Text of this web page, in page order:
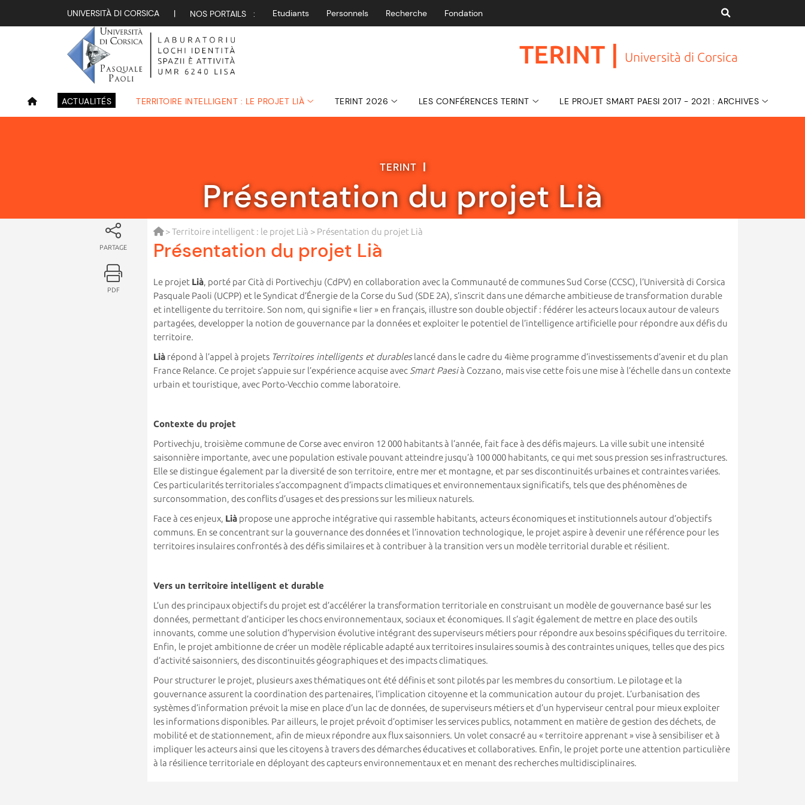
UNIVERSITÀ DI CORSICA | NOS PORTAILS : Etudiants Personnels Recherche Fondation
TERINT | Università di Corsica
ACTUALITÉS TERRITOIRE INTELLIGENT : LE PROJET LIÀ TERINT 2026 LES CONFÉRENCES TERINT LE PROJET SMART PAESI 2017 - 2021 : ARCHIVES
TERINT |
Présentation du projet Lià
PARTAGE
PDF
>Territoire intelligent : le projet Lià > Présentation du projet Lià
Présentation du projet Lià
Le projet Lià, porté par Cità di Portivechju (CdPV) en collaboration avec la Communauté de communes Sud Corse (CCSC), l’Università di Corsica
Pasquale Paoli (UCPP) et le Syndicat d’Énergie de la Corse du Sud (SDE 2A), s’inscrit dans une démarche ambitieuse de transformation durable
et intelligente du territoire. Son nom, qui signifie « lier » en français, illustre son double objectif : fédérer les acteurs locaux autour de valeurs
partagées, developper la notion de gouvernance par la données et exploiter le potentiel de l’intelligence artificielle pour répondre aux défis du
territoire.
Lià répond à l’appel à projets Territoires intelligents et durableslancé dans le cadre du 4ième programme d’investissements d’avenir et du plan
France Relance. Ce projet s’appuie sur l’expérience acquise avec Smart Paesià Cozzano, mais vise cette fois une mise à l’échelle dans un contexte
urbain et touristique, avec Porto-Vecchio comme laboratoire.
Contexte du projet
Portivechju, troisième commune de Corse avec environ 12 000 habitants à l’année, fait face à des défis majeurs. La ville subit une intensité
saisonnière importante, avec une population estivale pouvant atteindre jusqu’à 100 000 habitants, ce qui met sous pression ses infrastructures.
Elle se distingue également par la diversité de son territoire, entre mer et montagne, et par ses discontinuités urbaines et contraintes variées.
Ces particularités territoriales s’accompagnent d’impacts climatiques et environnementaux significatifs, tels que des phénomènes de
surconsommation, des conflits d’usages et des pressions sur les milieux naturels.
Face à ces enjeux, Lià propose une approche intégrative qui rassemble habitants, acteurs économiques et institutionnels autour d’objectifs
communs. En se concentrant sur la gouvernance des données et l’innovation technologique, le projet aspire à devenir une référence pour les
territoires insulaires confrontés à des défis similaires et à contribuer à la transition vers un modèle territorial durable et résilient.
Vers un territoire intelligent et durable
L’un des principaux objectifs du projet est d’accélérer la transformation territoriale en construisant un modèle de gouvernance basé sur les
données, permettant d’anticiper les chocs environnementaux, sociaux et économiques. Il s’agit également de mettre en place des outils
innovants, comme une solution d’hypervision évolutive intégrant des superviseurs métiers pour répondre aux besoins spécifiques du territoire.
Enfin, le projet ambitionne de créer un modèle réplicable adapté aux territoires insulaires soumis à des contraintes uniques, telles que des pics
d’activité saisonniers, des discontinuités géographiques et des impacts climatiques.
Pour structurer le projet, plusieurs axes thématiques ont été définis et sont pilotés par les membres du consortium. Le pilotage et la
gouvernance assurent la coordination des partenaires, l’implication citoyenne et la communication autour du projet. L’urbanisation des
systèmes d’information prévoit la mise en place d’un lac de données, de superviseurs métiers et d’un hyperviseur central pour mieux exploiter
les informations disponibles. Par ailleurs, le projet prévoit d’optimiser les services publics, notamment en matière de gestion des déchets, de
mobilité et de stationnement, afin de mieux répondre aux flux saisonniers. Un volet consacré au « territoire apprenant » vise à sensibiliser et à
impliquer les acteurs ainsi que les citoyens à travers des démarches éducatives et collaboratives. Enfin, le projet porte une attention particulière
à la résilience territoriale en déployant des capteurs environnementaux et en menant des recherches multidisciplinaires.